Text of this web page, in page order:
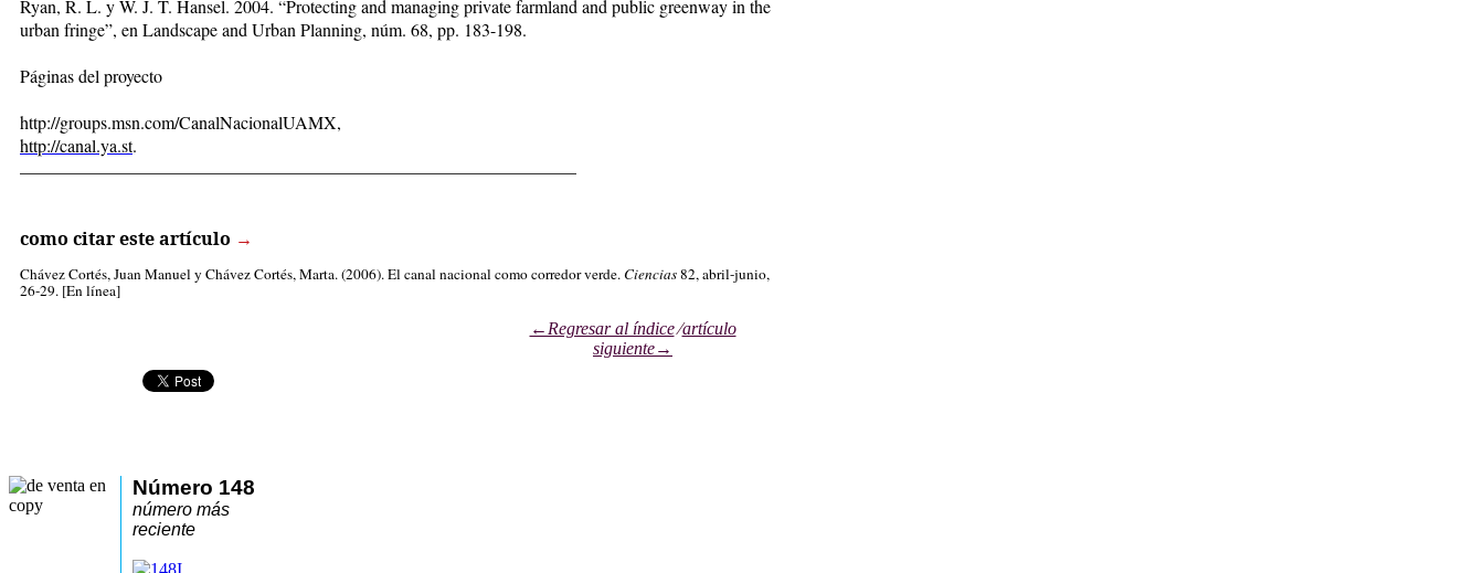
Ryan, R. L. y W. J. T. Hansel. 2004. “Protecting and managing private farmland and public greenway in the
urban fringe”, en Landscape and Urban Planning, núm. 68, pp. 183-198.
Páginas del proyecto
http://groups.msn.com/CanalNacionalUAMX,
http://canal.ya.st.
como citar este artículo →
Chávez Cortés, Juan Manuely Chávez Cortés, Marta. (2006). El canal nacional como corredor verde. Ciencias82, abril-junio,
26-29. [En línea]
←Regresar al índice⁄artículo
siguiente→
Número 148
número más
reciente